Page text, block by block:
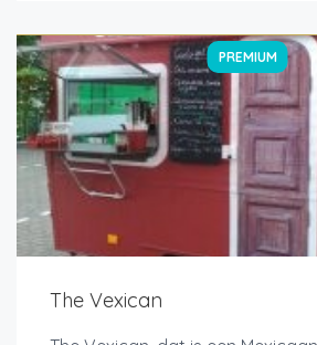
PREMIUM
The Vexican